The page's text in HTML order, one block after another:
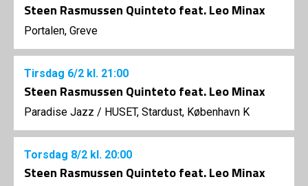
App
Venues &
Om
Om
Om fonden
Om
Steen Rasmussen Quinteto feat. Leo Minax
Portalen, Greve
Tirsdag 6/2 kl. 21:00
Steen Rasmussen Quinteto feat. Leo Minax
Paradise Jazz / HUSET, Stardust, København K
Torsdag 8/2 kl. 20:00
Steen Rasmussen Quinteto feat. Leo Minax